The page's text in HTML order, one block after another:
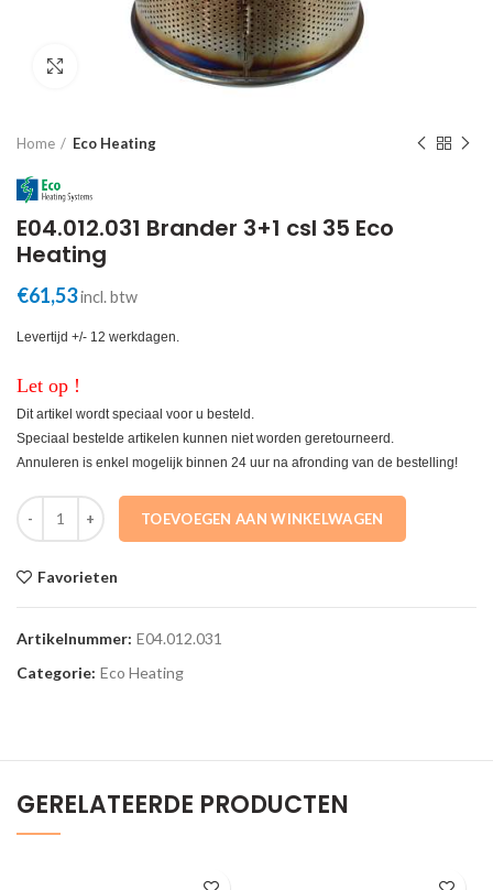
Click to enlarge
Home Eco Heating
E04.012.031 Brander 3+1 csl 35 Eco
Heating
€61,53incl. btw
Levertijd +/- 12 werkdagen.
Let op !
Dit artikel wordt speciaal voor u besteld.
Speciaal bestelde artikelen kunnen niet worden geretourneerd.
Annuleren is enkel mogelijk binnen 24 uur na afronding van de bestelling!
E04.012.031 Brander 3+1 csl 35 Eco Heating aantal
TOEVOEGEN AAN WINKELWAGEN
Favorieten
Artikelnummer: E04.012.031
Categorie: Eco Heating
GERELATEERDE PRODUCTEN